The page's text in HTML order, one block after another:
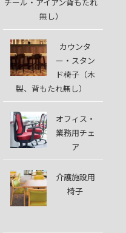
無し）
カウンタ
ー・スタン
ド椅子（木
製、背もたれ無し）
オフィス・
業務用チェ
ア
介護施設用
椅子